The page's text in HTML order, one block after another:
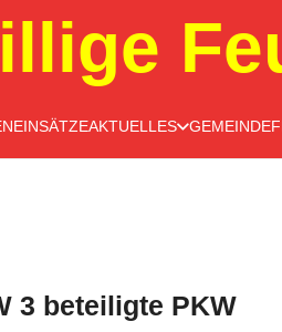
EINSÄTZEAKTUELLES
3 beteiligte PKW